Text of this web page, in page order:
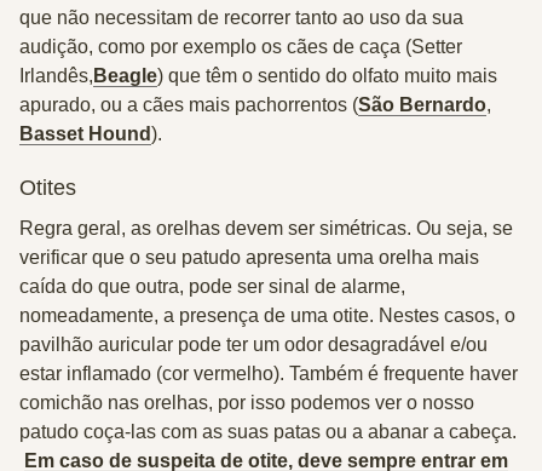
que não necessitam de recorrer tanto ao uso da sua
audição, como por exemplo os cães de caça (Setter
Irlandês, Beagle) que têm o sentido do olfato muito mais
apurado, ou a cães mais pachorrentos (São Bernardo,
Basset Hound).
Otites
Regra geral, as orelhas devem ser simétricas. Ou seja, se
verificar que o seu patudo apresenta uma orelha mais
caída do que outra, pode ser sinal de alarme,
nomeadamente, a presença de uma otite. Nestes casos, o
pavilhão auricular pode ter um odor desagradável e/ou
estar inflamado (cor vermelho). Também é frequente haver
comichão nas orelhas, por isso podemos ver o nosso
patudo coça-las com as suas patas ou a abanar a cabeça.
Em caso de suspeita de otite, deve sempre entrar em